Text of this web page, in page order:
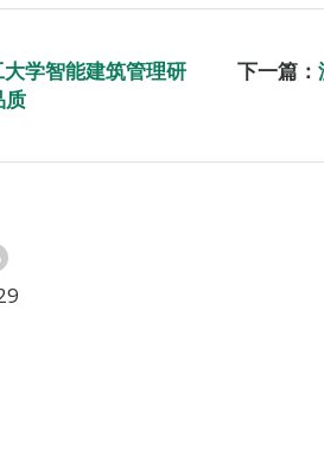
学智能建筑管理研
质
下一篇：